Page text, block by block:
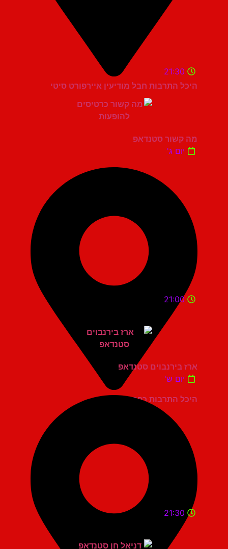
היכל התרבות חבל מודיעין איירפורט סיטי
21:30
מה קשור סטנדאפ
יום ג'
היכל התרבות כפר סבא
21:00
ארז בירנבוים סטנדאפ
יום ש'
21:30